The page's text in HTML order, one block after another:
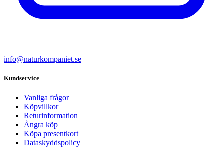
info@naturkompaniet.se
Kundservice
Vanliga frågor
Köpvillkor
Returinformation
Ångra köp
Köpa presentkort
Dataskyddspolicy